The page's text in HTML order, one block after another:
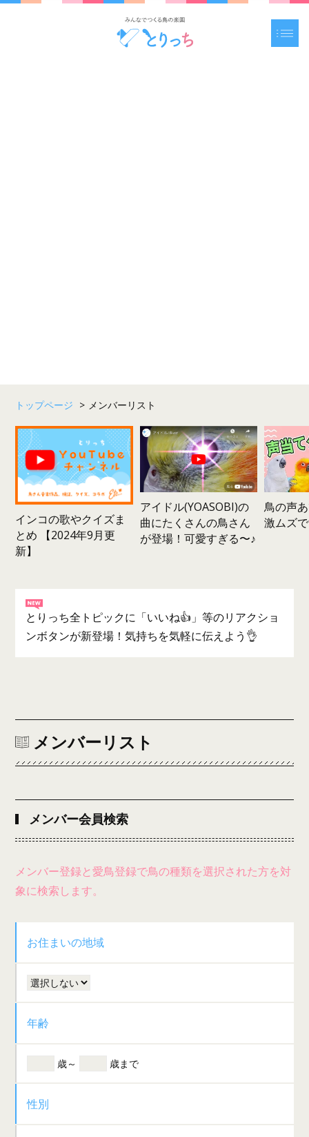
トップページ > メンバーリスト
インコの歌やクイズま
とめ 【2024年9月更
新】
アイドル(YOASOBI)の
曲にたくさんの鳥さん
が登場！可愛すぎる〜♪
鳥の声
激ムズ
とりっち全トピックに「いいね👍」等のリアクショ
ンボタンが新登場！気持ちを気軽に伝えよう👌
メンバーリスト
メンバー会員検索
メンバー登録と愛鳥登録で鳥の種類を選択された方を対
象に検索します。
お住まいの地域
年齢
歳～ 歳まで
性別